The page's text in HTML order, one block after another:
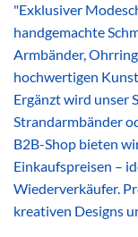
"Exklusiver
handgemachte
Armbänder,
hochwertigen
Ergänzt wird unser
Strandarmbänder
B2B-Shop bieten
Einkaufspreisen –
Wiederverkäufer.
kreativen Designs